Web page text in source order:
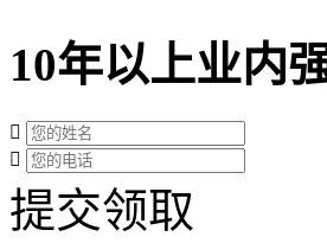
10年以上业内
提交领取